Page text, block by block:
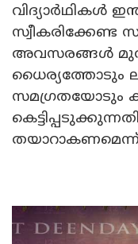
വിദ്യാർഥികൾ
സ്വീകരിക്കേണ്ട
അവസരങ്ങൾ
ധൈര്യത്തോടും
സമഗ്രതയോടും